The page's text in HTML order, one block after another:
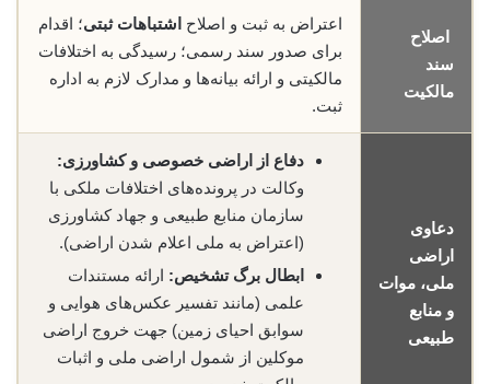
اصلاح
سند
مالکیت
اعتراض به ثبت و اصلاح اشتباهات ثبتی؛ اقدام
برای صدور سند رسمی؛ رسیدگی به اختلافات
مالکیتی و ارائه بیانه‌ها و مدارک لازم به اداره
ثبت.
دعاوی
اراضی
ملی، موات
و منابع
طبیعی
دفاع از اراضی خصوصی و کشاورزی:
وکالت در پرونده‌های اختلافات ملکی با
سازمان منابع طبیعی و جهاد کشاورزی
(اعتراض به ملی اعلام شدن اراضی).
ابطال برگ تشخیص: ارائه مستندات
علمی (مانند تفسیر عکس‌های هوایی و
سوابق احیای زمین) جهت خروج اراضی
موکلین از شمول اراضی ملی و اثبات